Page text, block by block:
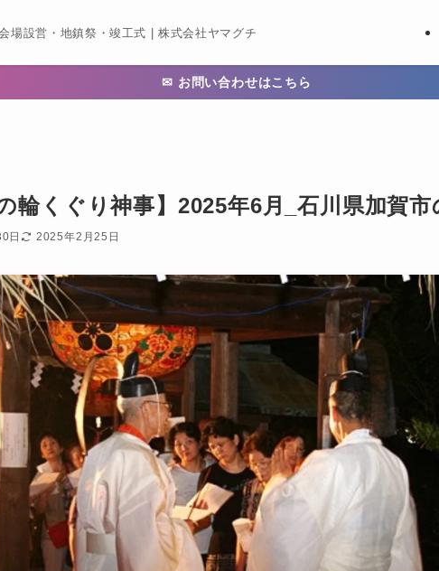
場設営・地鎮祭・竣工式 | 株式会社ヤマグチ
✉ お問い合わせはこちら
輪くぐり神事】2025年6月_石川県加賀
日 2025年2月25日